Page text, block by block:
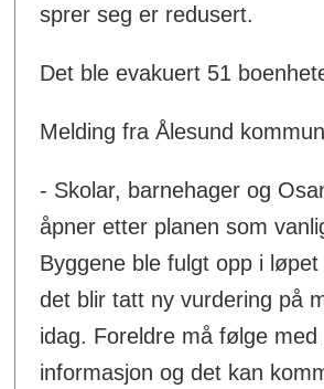
sprer seg er redusert.
Det ble evakuert 51
Melding fra Ålesund
- Skolar, barnehager og
åpner etter planen som
Byggene ble fulgt opp i
det blir tatt ny vurdering på
idag. Foreldre må følge
informasjon og det kan